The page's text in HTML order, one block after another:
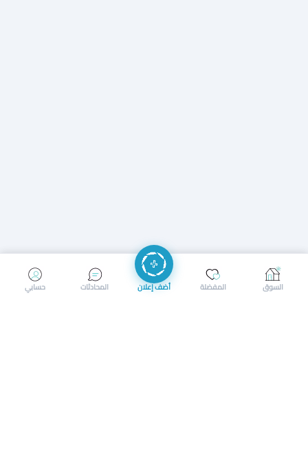
إرسال رسالة إجراء مكالمة
حسابي المحادثات أضف إعلان المفضلة السوق